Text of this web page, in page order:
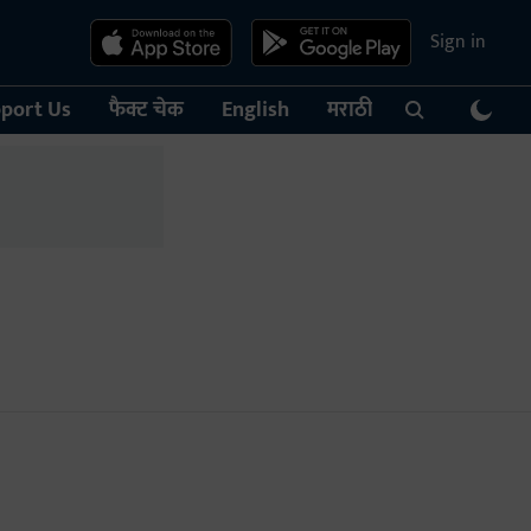
Sign in
Us फैक्ट चेक English मराठी